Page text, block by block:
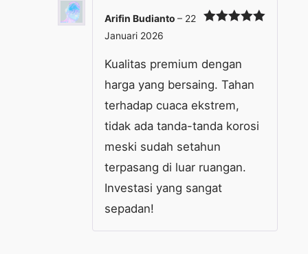
Arifin Budianto – 22
Januari 2026
Kualitas premium dengan
harga yang bersaing. Tahan
terhadap cuaca ekstrem,
tidak ada tanda-tanda korosi
meski sudah setahun
terpasang di luar ruangan.
Investasi yang sangat
sepadan!